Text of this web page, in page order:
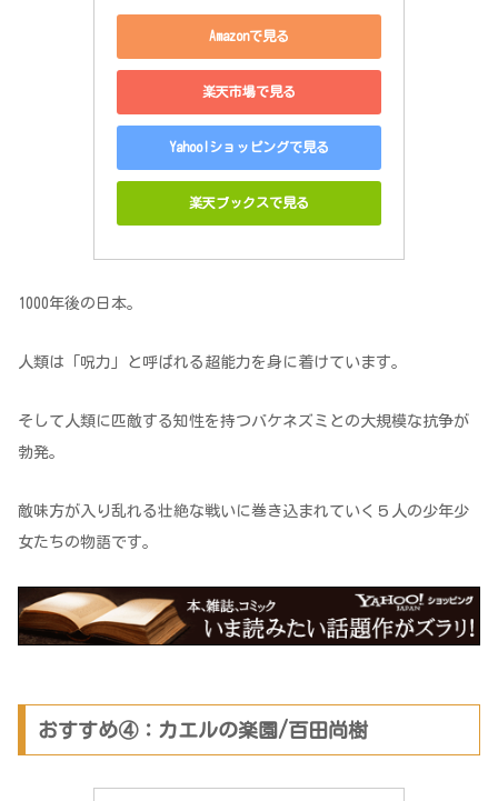
Amazonで見る
楽天市場で見る
Yahoo!ショッピングで見る
楽天ブックスで見る
1000年後の日本。
人類は「呪力」と呼ばれる超能力を身に着けています。
そして人類に匹敵する知性を持つバケネズミとの大規模な抗争が
勃発。
敵味方が入り乱れる壮絶な戦いに巻き込まれていく５人の少年少
女たちの物語です。
おすすめ④：カエルの楽園/百田尚樹